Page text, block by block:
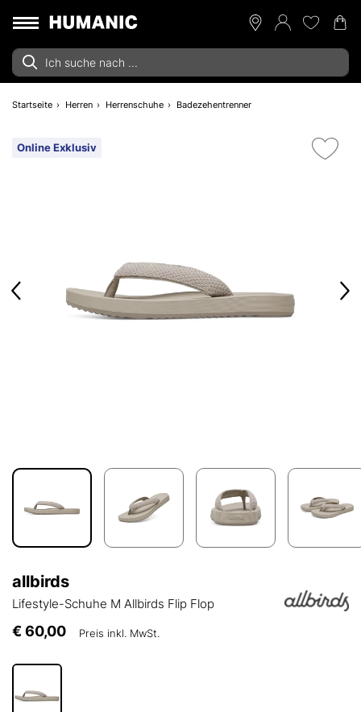
Startseite Herren Herrenschuhe Badezehentrenner
Online Exklusiv
allbirds
Lifestyle-Schuhe M Allbirds Flip Flop
€ 60,00 Preis inkl. MwSt.